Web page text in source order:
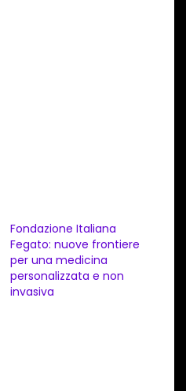
Fondazione Italiana
Fegato: nuove frontiere
per una medicina
personalizzata e non
invasiva